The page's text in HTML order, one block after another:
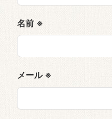
名前 ※
メール ※